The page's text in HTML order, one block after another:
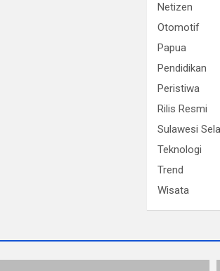
Netizen
Otomotif
Papua
Pendidikan
Peristiwa
Rilis Resmi
Sulawesi
Teknologi
Trend
Wisata